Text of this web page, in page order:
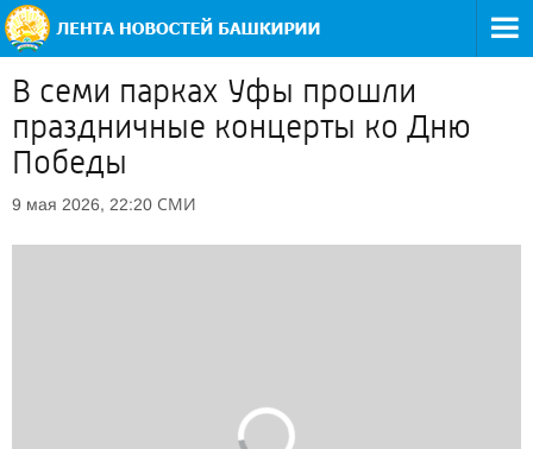
В семи парках Уфы прошли
праздничные концерты ко Дню
Победы
9 мая 2026, 22:20 СМИ